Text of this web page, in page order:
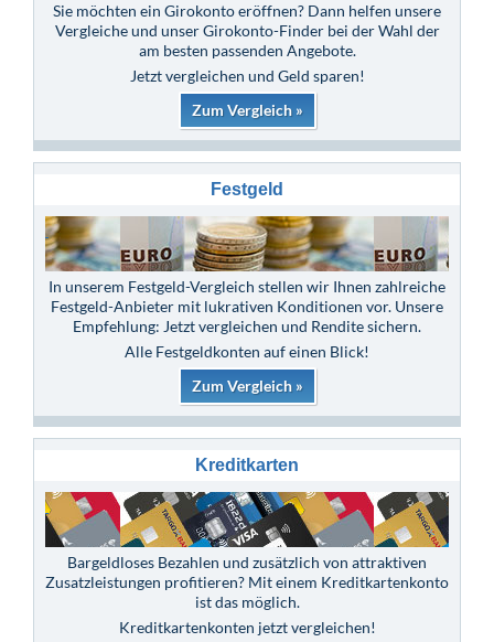
Sie möchten ein Girokonto eröffnen? Dann helfen unsere
Vergleiche und unser Girokonto-Finder bei der Wahl der
am besten passenden Angebote.
Jetzt vergleichen und Geld sparen!
Zum Vergleich »
Festgeld
In unserem Festgeld-Vergleich stellen wir Ihnen zahlreiche
Festgeld-Anbieter mit lukrativen Konditionen vor. Unsere
Empfehlung: Jetzt vergleichen und Rendite sichern.
Alle Festgeldkonten auf einen Blick!
Zum Vergleich »
Kreditkarten
Bargeldloses Bezahlen und zusätzlich von attraktiven
Zusatzleistungen profitieren? Mit einem Kreditkartenkonto
ist das möglich.
Kreditkartenkonten jetzt vergleichen!